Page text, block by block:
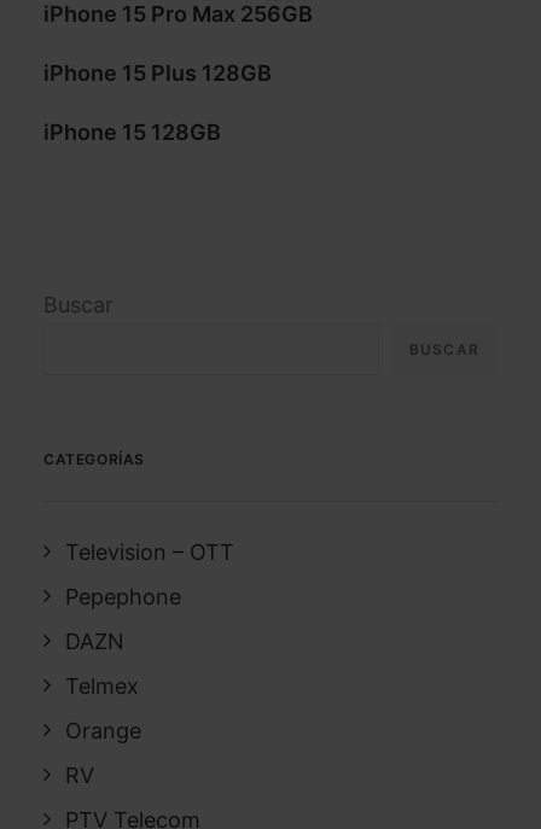
iPhone 15 Pro Max 256GB
iPhone 15 Plus 128GB
iPhone 15 128GB
Buscar
BUSCAR
CATEGORÍAS
Television – OTT
Pepephone
DAZN
Telmex
Orange
RV
PTV Telecom